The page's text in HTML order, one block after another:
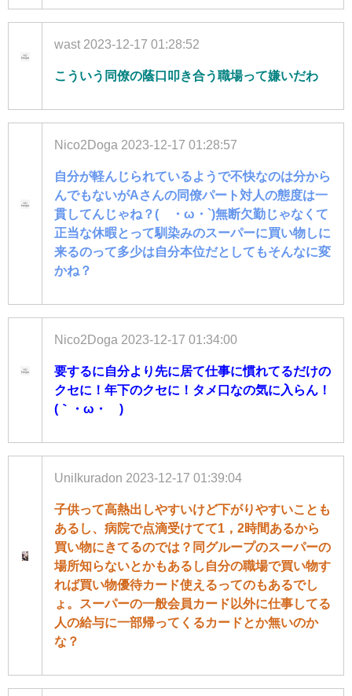
wast 2023-12-17 01:28:52
こういう同僚の蔭口叩き合う職場って嫌いだわ
Nico2Doga 2023-12-17 01:28:57
自分が軽んじられているようで不快なのは分から
んでもないがAさんの同僚パート対人の態度は一
貫してんじゃね？(´・ω・`)無断欠勤じゃなくて
正当な休暇とって馴染みのスーパーに買い物しに
来るのって多少は自分本位だとしてもそんなに変
かね？
Nico2Doga 2023-12-17 01:34:00
要するに自分より先に居て仕事に慣れてるだけの
クセに！年下のクセに！タメ口なの気に入らん！
(｀・ω・´)
UniIkuradon 2023-12-17 01:39:04
子供って高熱出しやすいけど下がりやすいことも
あるし、病院で点滴受けてて1，2時間あるから
買い物にきてるのでは？同グループのスーパーの
場所知らないとかもあるし自分の職場で買い物す
れば買い物優待カード使えるってのもあるでし
ょ。スーパーの一般会員カード以外に仕事してる
人の給与に一部帰ってくるカードとか無いのか
な？